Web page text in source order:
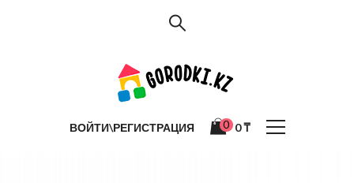
ВОЙТИ\РЕГИСТРАЦИЯ 0 0₸